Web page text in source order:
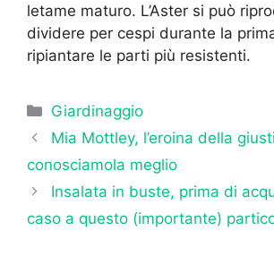
letame maturo. L’Aster si può
dividere per cespi durante la
ripiantare le parti più resistenti.
Categorie
Giardinaggio
Mia Mottley, l’eroina della
conosciamola meglio
Insalata in buste, prima di
caso a questo (importante)